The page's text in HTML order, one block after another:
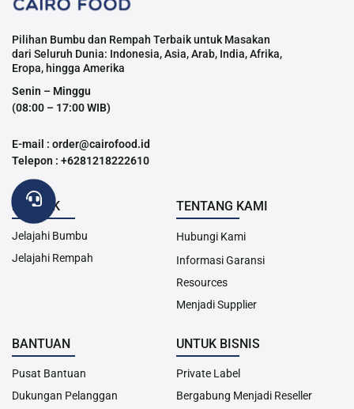
Pilihan Bumbu dan Rempah Terbaik untuk Masakan
dari Seluruh Dunia: Indonesia, Asia, Arab, India, Afrika,
Eropa, hingga Amerika
Senin – Minggu
(08:00 – 17:00 WIB)
E-mail : order@cairofood.id
Telepon : +6281218222610
PRODUK
Jelajahi Bumbu
Jelajahi Rempah
TENTANG KAMI
Hubungi Kami
Informasi Garansi
Resources
Menjadi Supplier
BANTUAN
Pusat Bantuan
Dukungan Pelanggan
UNTUK BISNIS
Private Label
Bergabung Menjadi Reseller